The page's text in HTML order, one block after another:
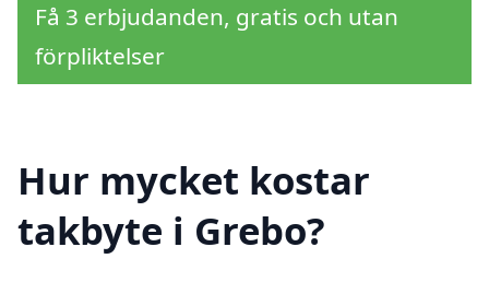
Få 3 erbjudanden, gratis och utan
förpliktelser
Hur mycket kostar
takbyte i Grebo?